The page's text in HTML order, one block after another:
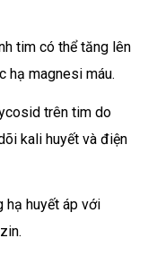
tim có thể tăng lên
hạ magnesi máu.
trên tim do
kali huyết và điện
hạ huyết áp với